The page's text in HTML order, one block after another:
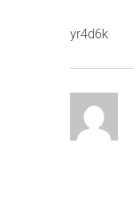
yr4d6k